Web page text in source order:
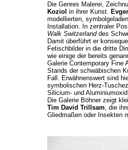
Die Genres Malerei,
Koziol in ihrer Kunst.
modellierten,
Installation. In zentraler
Walk Switzerlanddes
Damit überführt er
Fetischbilder in die dritte
wie einige der bereits
Galerie Contemporary Fine
Stands der schwäbischen
Fall. Erwähnenswert sind
symbolischen Herz-
Silicium- und
Die Galerie Böhner zeigt
Tim David Trillsam, die
Gliedmaßen oder Insekten